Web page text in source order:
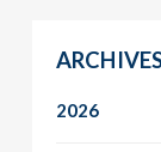
2026